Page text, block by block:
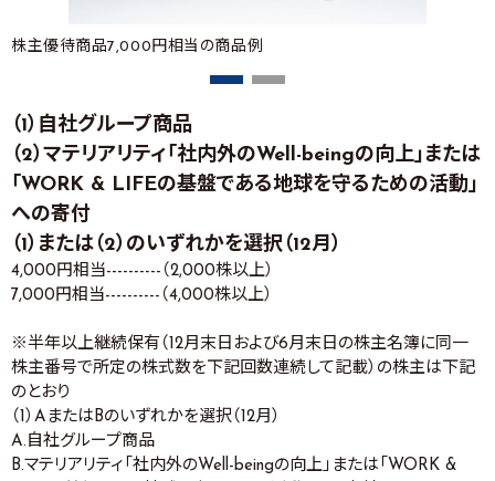
株主優待商品7,000円相当の商品例
（1）自社グループ商品
（2）マテリアリティ「社内外のWell-beingの向上」または
「WORK & LIFEの基盤である地球を守るための活動」
への寄付
（1）または（2）のいずれかを選択（12月）
4,000円相当----------（2,000株以上）
7,000円相当----------（4,000株以上）
※半年以上継続保有（12月末日および6月末日の株主名簿に同一
株主番号で所定の株式数を下記回数連続して記載）の株主は下記
のとおり
（1）AまたはBのいずれかを選択（12月）
A.自社グループ商品
B.マテリアリティ「社内外のWell-beingの向上」または「WORK &